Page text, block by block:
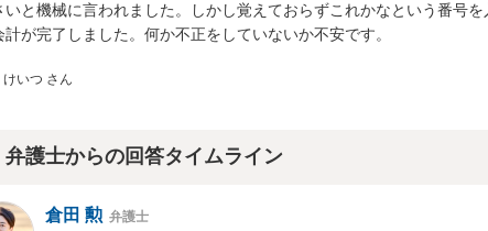
いと機械に言われました。しかし覚えておらずこれかなという番号
計が完了しました。何か不正をしていないか不安です。
けいつ さん
弁護士からの回答タイムライン
倉田 勲 弁護士